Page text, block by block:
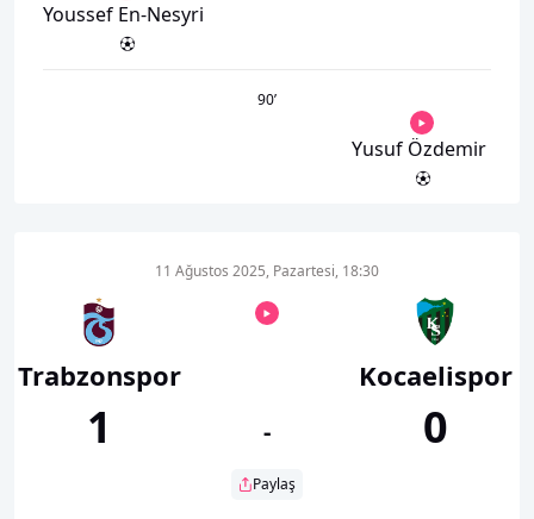
Youssef En-Nesyri
90’
Yusuf Özdemir
Trabzonspor
1
11 Ağustos 2025, Pazartesi, 18:30
-
Paylaş
Kocaelispor
0